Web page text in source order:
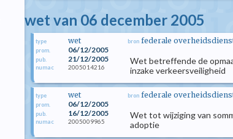
wet van 06 december 2005
type wet
prom. 06/12/2005
pub. 21/12/2005
numac 2005014216
bron federale
Wet betreffende de
inzake verkeersveiligheid
type wet
prom. 06/12/2005
pub. 16/12/2005
numac 2005009965
bron federale
Wet tot wijziging van
adoptie